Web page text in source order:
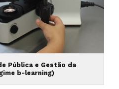
Pública e Gestão da
b-learning)